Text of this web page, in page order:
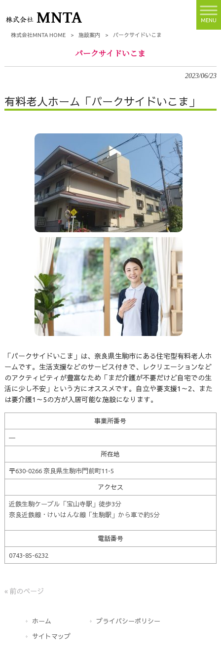
MENU
株式会社MNTA HOME > 施設案内 > パークサイドいこま
パークサイドいこま
2023/06/23
有料老人ホーム「パークサイドいこま」
「パークサイドいこま」は、奈良県生駒市にある住宅型有料老人ホ
ームです。生活支援などのサービス付きで、レクリエーションなど
のアクティビティが豊富なため「まだ介護が不要だけど自宅での生
活に少し不安」という方にオススメです。自立や要支援1～2、また
は要介護1～5の方が入居可能な施設になります。
事業所番号
—
所在地
〒630-0266 奈良県生駒市門前町11-5
アクセス
近鉄生駒ケーブル「宝山寺駅」徒歩3分
奈良近鉄線・けいはんな線「生駒駅」から車で約5分
電話番号
0743-85-6232
« 前のページ
ホーム プライバシーポリシー
サイトマップ